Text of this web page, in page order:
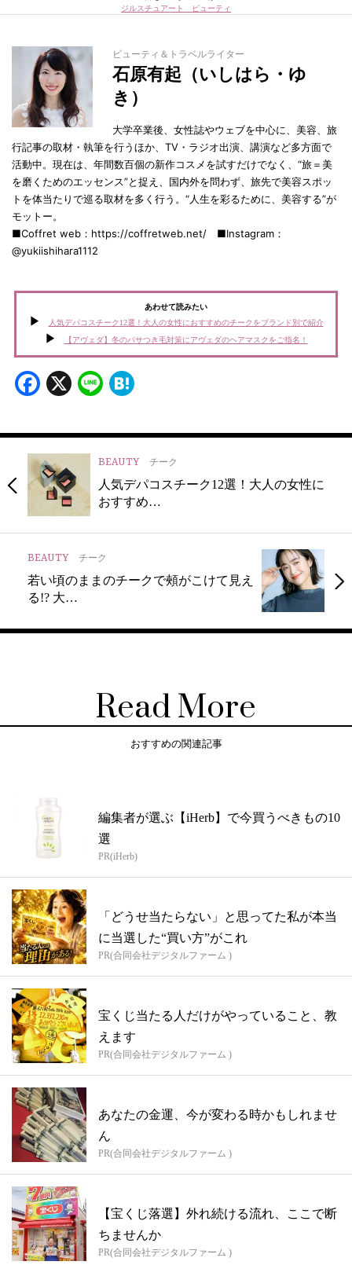
ジルスチュアート ビューティ
ビューティ＆トラベルライター
石原有起（いしはら・ゆ
き）
大学卒業後、女性誌やウェブを中心に、美容、旅
行記事の取材・執筆を行うほか、TV・ラジオ出演、講演など多方面で
活動中。現在は、年間数百個の新作コスメを試すだけでなく、“旅＝美
を磨くためのエッセンス”と捉え、国内外を問わず、旅先で美容スポッ
トを体当たりで巡る取材を多く行う。“人生を彩るために、美容する”が
モットー。
■Coffret web：https://coffretweb.net/ ■Instagram：
@yukiishihara1112
あわせて読みたい
人気デパコスチーク12選！大人の女性におすすめのチークをブランド別で紹介
【アヴェダ】冬のパサつき毛対策にアヴェダのヘアマスクをご指名！
Facebook
X Line
BEAUTY チーク
人気デパコスチーク12選！大人の女性に
おすすめ…
BEAUTY チーク
若い頃のままのチークで頰がこけて見え
る!? 大…
Read More
おすすめの関連記事
編集者が選ぶ【iHerb】で今買うべきもの10
選
PR(iHerb)
「どうせ当たらない」と思ってた私が本当
に当選した“買い方”がこれ
PR(合同会社デジタルファーム )
宝くじ当たる人だけがやっていること、教
えます
PR(合同会社デジタルファーム )
あなたの金運、今が変わる時かもしれませ
ん
PR(合同会社デジタルファーム )
【宝くじ落選】外れ続ける流れ、ここで断
ちませんか
PR(合同会社デジタルファーム )